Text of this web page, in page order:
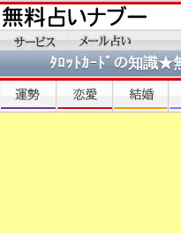
ﾀﾛｯﾄｶｰﾄﾞの知識★